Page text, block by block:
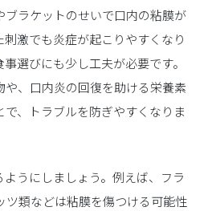
ラケットのせいで口内の粘膜が
激でも炎症が起こりやすくなり
選びにも少し工夫が必要です。
、口内炎の回復を助ける栄養素
、トラブルを防ぎやすくなりま
うにしましょう。例えば、フラ
ツ類などは粘膜を傷つける可能性